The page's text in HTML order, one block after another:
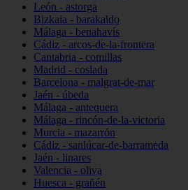
León - astorga
Bizkaia - barakaldo
Málaga - benahavís
Cádiz - arcos-de-la-frontera
Cantabria - comillas
Madrid - coslada
Barcelona - malgrat-de-mar
Jaén - úbeda
Málaga - antequera
Málaga - rincón-de-la-victoria
Murcia - mazarrón
Cádiz - sanlúcar-de-barrameda
Jaén - linares
Valencia - oliva
Huesca - grañén